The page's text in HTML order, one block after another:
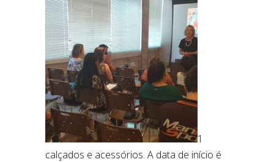
1
calçados e acessórios. A data de início é